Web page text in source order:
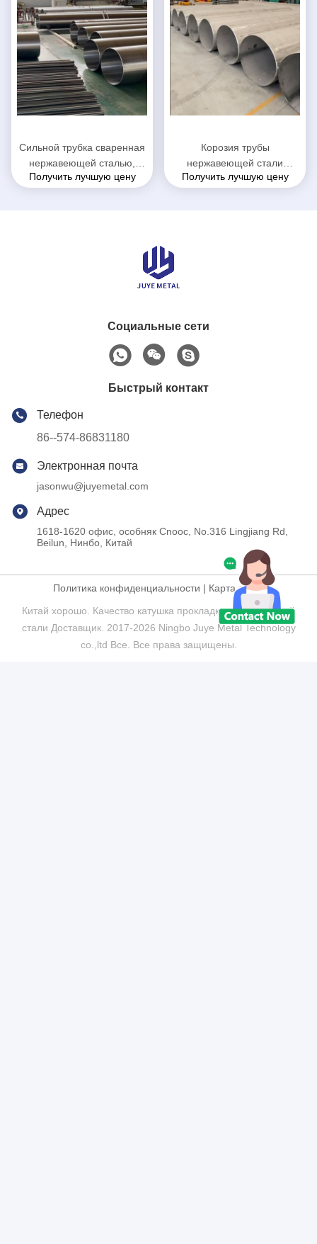
Сильной трубка сваренная
нержавеющей сталью,
трубка нержавеющей стали
Получить лучшую цену
Корозия трубы
нержавеющей стали
большого диаметра
Получить лучшую цену
Социальные сети
Быстрый контакт
Телефон
86--574-86831180
Электронная почта
jasonwu@juyemetal.com
Адрес
1618-1620 офис, особняк Cnooc, No.316 Lingjiang Rd,
Beilun, Нинбо, Китай
Политика конфиденциальности | Карта сайта
Китай хорошо. Качество катушка прокладки нержавеющей
стали Доставщик. 2017-2026 Ningbo Juye Metal Technology
co.,ltd Все. Все права защищены.